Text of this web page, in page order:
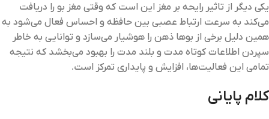
یکی دیگر از تاثیر رایحه بر مغز این است که وقتی مغز بو را دریافت
می‌کند به سرعت ارتباط عصبی بین حافظه و احساس فعال می‌شود به
همین دلیل برخی از بوها ذهن را هوشیار می‌سازد و توانایی به خاطر
سپردن اطلاعات کوتاه مدت و بلند مدت را بهبود می‌بخشد که نتیجه
تمامی این فعالیت‌ها، افزایش و پایداری تمرکز است.
کلام پایانی